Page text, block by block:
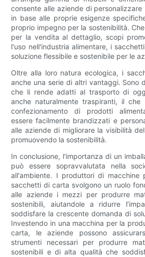
consente alle aziende di
in base alle proprie esigenze
proprio impegno per la sostenibilità.
per la vendita al dettaglio, scopi
l'uso nell'industria alimentare, i
soluzione flessibile e sostenibile per le
Oltre alla loro natura ecologica, i
anche una serie di altri vantaggi. Sono
che li rende adatti al trasporto di
anche naturalmente traspiranti, il
confezionamento di prodotti
essere facilmente brandizzati e
alle aziende di migliorare la visibilità
promuovendo la sostenibilità.
In conclusione, l'importanza di un
può essere sopravvalutata nella
all'ambiente. I produttori di macchine
sacchetti di carta svolgono un ruolo
alle aziende i mezzi per produrre
sostenibili, aiutandole a ridurre
soddisfare la crescente domanda di
Investendo in una macchina per la
carta, le aziende possono
strumenti necessari per produrre
sostenibili e di alta qualità che